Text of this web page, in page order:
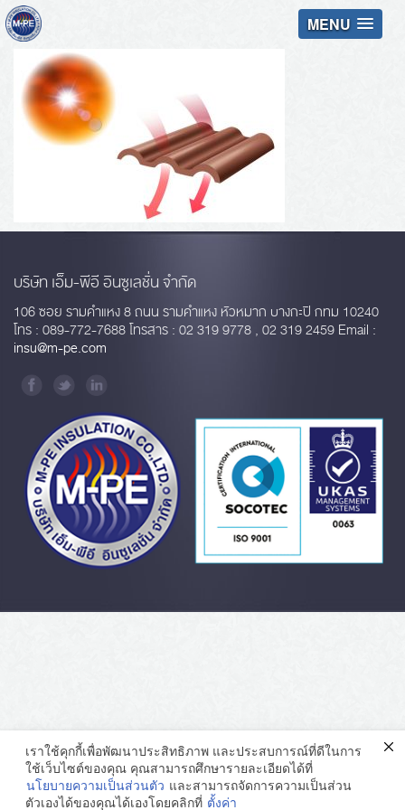
MENU
บริษัท เอ็ม-พีอี อินซูเลชั่น จำกัด
106 ซอย รามคำแหง 8 ถนน รามคำแหง หัวหมาก บางกะปิ กทม 10240
โทร : 089-772-7688 โทรสาร : 02 319 9778 , 02 319 2459 Email :
insu@m-pe.com
เราใช้คุกกี้เพื่อพัฒนาประสิทธิภาพ และประสบการณ์ที่ดีในการ
ใช้เว็บไซต์ของคุณ คุณสามารถศึกษารายละเอียดได้ที่
นโยบายความเป็นส่วนตัว และสามารถจัดการความเป็นส่วน
ตัวเองได้ของคุณได้เองโดยคลิกที่ ตั้งค่า